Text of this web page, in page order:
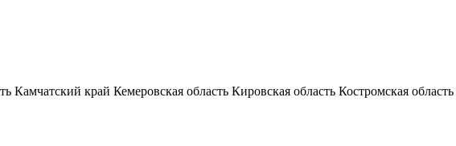
Камчатский край Кемеровская область Кировская область Костромская область